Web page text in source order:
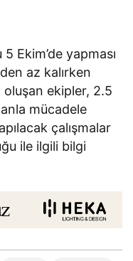
Ekim’de yapması
az kalırken
ekipler, 2.5
mücadele
çalışmalar
ile ilgili bilgi